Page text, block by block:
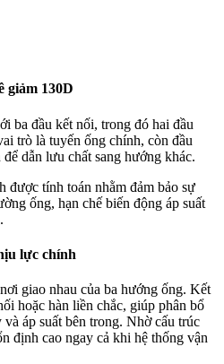
giảm 130D
ba đầu kết nối, trong đó hai đầu
trò là tuyến ống chính, còn đầu
dẫn lưu chất sang hướng khác.
được tính toán nhằm đảm bảo sự
ống, hạn chế biến động áp suất
lực chính
giao nhau của ba hướng ống. Kết
hoặc hàn liền chắc, giúp phân bổ
áp suất bên trong. Nhờ cấu trúc
định cao ngay cả khi hệ thống vận